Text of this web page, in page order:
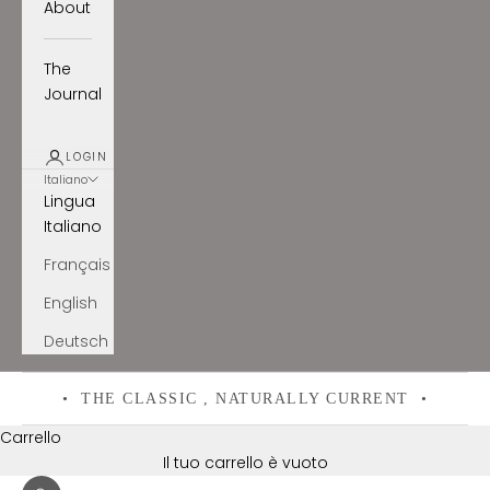
About
The
Journal
LOGIN
Italiano
Lingua
Italiano
Français
English
Deutsch
• THE CLASSIC , NATURALLY CURRENT •
Carrello
Il tuo carrello è vuoto